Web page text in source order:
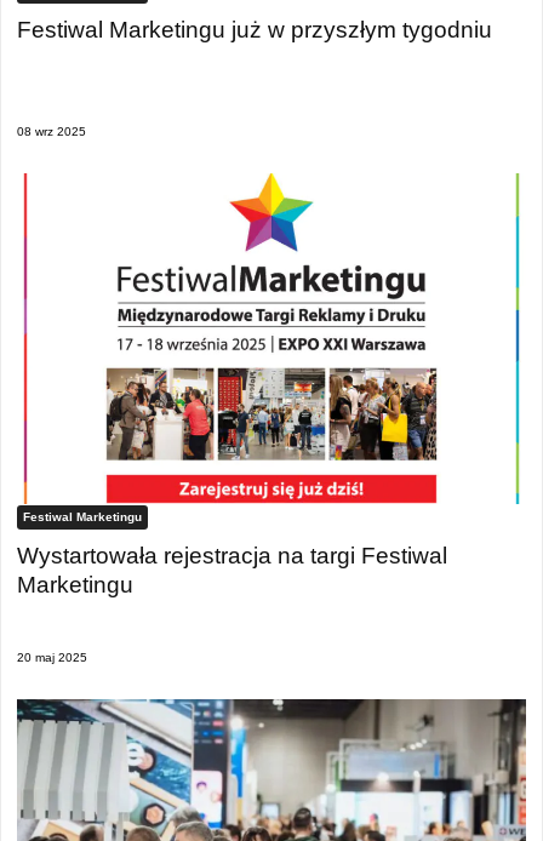
Festiwal Marketingu już w przyszłym tygodniu
08 wrz 2025
Festiwal Marketingu
Wystartowała rejestracja na targi Festiwal
Marketingu
20 maj 2025